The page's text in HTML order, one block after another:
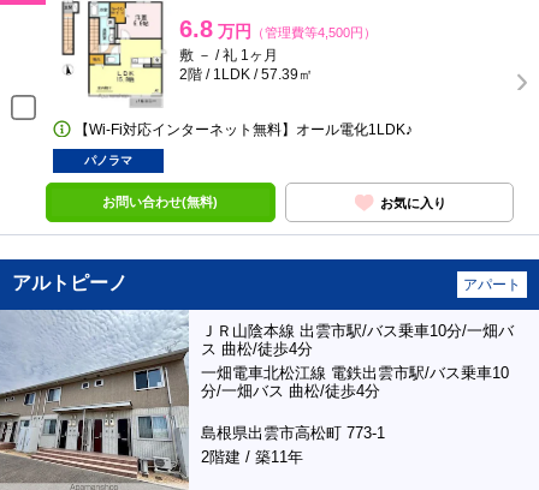
6.8 万円 （管理費等4,500円）
敷 － / 礼 1ヶ月
2階 / 1LDK / 57.39㎡
【Wi-Fi対応インターネット無料】オール電化1LDK♪
パノラマ
お問い合わせ(無料) お気に入り
アルトピーノ アパート
ＪＲ山陰本線 出雲市駅/バス乗車10分/一畑バ
ス 曲松/徒歩4分
一畑電車北松江線 電鉄出雲市駅/バス乗車10
分/一畑バス 曲松/徒歩4分
島根県出雲市高松町 773-1
2階建 / 築11年